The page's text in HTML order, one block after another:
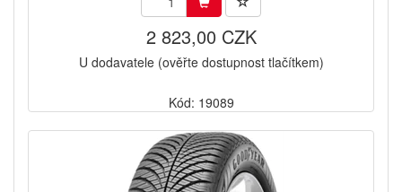
2 823,00 CZK
U dodavatele (ověřte dostupnost tlačítkem)
Kód: 19089